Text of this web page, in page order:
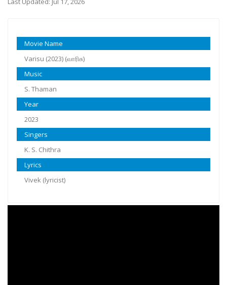
Movie Name
Varisu (2023) (வாரிசு)
Music
S. Thaman
Year
2023
Singers
K. S. Chithra
Lyrics
Vivek (lyricist)